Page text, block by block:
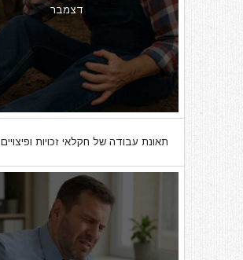
דצמבר
תאונת עבודה של חקלאי זכויות ופיצויים